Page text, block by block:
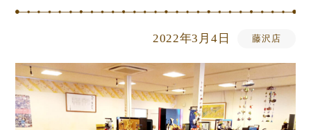
2022年3月4日 藤沢店